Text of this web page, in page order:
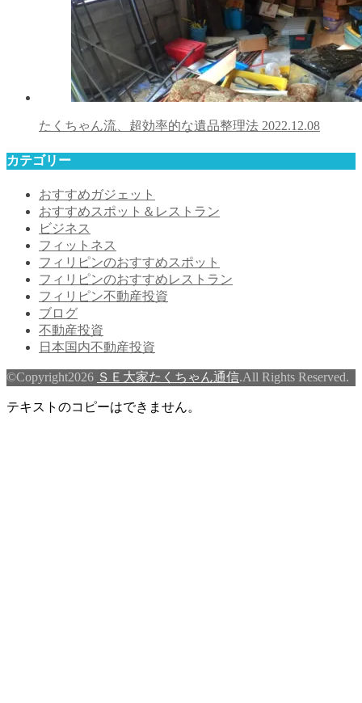
たくちゃん流、超効率的な遺品整理法 2022.12.08
カテゴリー
おすすめガジェット
おすすめスポット＆レストラン
ビジネス
フィットネス
フィリピンのおすすめスポット
フィリピンのおすすめレストラン
フィリピン不動産投資
ブログ
不動産投資
日本国内不動産投資
©Copyright2026 ＳＥ大家たくちゃん通信.All Rights Reserved.
テキストのコピーはできません。